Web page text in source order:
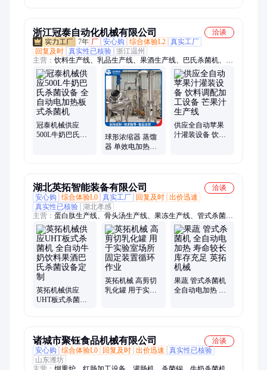
浙江冠泰自动化机械有限公司
洽谈
7年 厂 安心购 综合体验L2 真实工厂
回复及时 真实性已核验 浙江温州
主营： 饮料生产线、乳品生产线、果酒生产线、巴氏杀菌机、列
管式杀菌机、板式杀菌机、果蔬酵素饮料生产线、功能性饮料生
产线、牛奶生产线、植物蛋白饮料生产线、碳酸饮料生产线、豆
奶生产线、超高温瞬时灭菌机、CIP清洗机、乳化罐、发酵罐、
反应釜、制冷罐、提取罐、浓缩器、搅拌罐、球形浓缩器、不锈
钢提取罐、双效蒸发浓缩器、水果酵素生产线
冠泰机械供应
500L牛奶巴氏杀
球形浓缩器 蒸馏
器 单效电加热不
供应全自动苹果
汁灌装设备 饮料
湖北英拓智能装备有限公司
洽谈
安心购
综合体验L0 真实工厂 回复及时 出价迅速
真实性已核验 湖北孝感
主营： 蛋白肽生产线、骨头汤生产线、果冻生产线、管式杀菌
机、板式杀菌机、瞬时杀菌机、超高温瞬时杀菌机、胶原蛋白生
产线、饮料生产线、发酵罐、搅拌罐、反应釜、乳化罐、调配
罐、CIP清洗机、制冷罐、果汁生产线、储罐、配料罐、冷热
缸、哈密瓜原浆生产线、果汁生产设备、反渗透水处理机组、提
取浓缩设备
英拓机械供应
UHT板式杀菌机
英拓机械 高剪切
乳化罐 用于实验
果蔬 管式杀菌机
全自动电加热 寿
诸城市聚钰食品机械有限公司
洽谈
安心购
综合体验L0 回复及时 出价迅速
真实性已核验
山东潍坊